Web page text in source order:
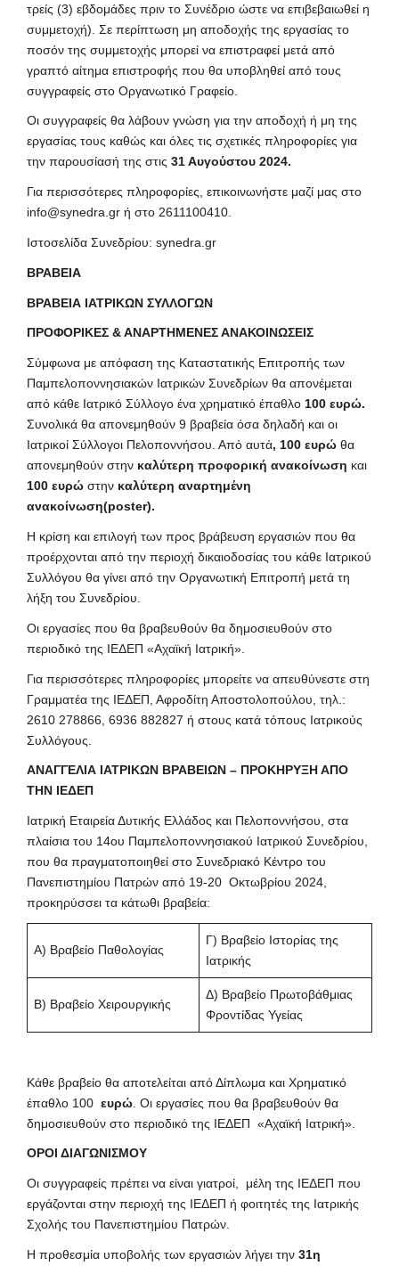
τρείς (3) εβδομάδες πριν το Συνέδριο ώστε να επιβεβαιωθεί η
συμμετοχή). Σε περίπτωση μη αποδοχής της εργασίας το
ποσόν της συμμετοχής μπορεί να επιστραφεί μετά από
γραπτό αίτημα επιστροφής που θα υποβληθεί από τους
συγγραφείς στο Οργανωτικό Γραφείο.
Οι συγγραφείς θα λάβουν γνώση για την αποδοχή ή μη της
εργασίας τους καθώς και όλες τις σχετικές πληροφορίες για
την παρουσίασή της στις 31 Αυγούστου 2024.
Για περισσότερες πληροφορίες, επικοινωνήστε μαζί μας στο
info@synedra.gr ή στο 2611100410.
Ιστοσελίδα Συνεδρίου: synedra.gr
ΒΡΑΒΕΙΑ
ΒΡΑΒΕΙΑ ΙΑΤΡΙΚΩΝ ΣΥΛΛΟΓΩΝ
ΠΡΟΦΟΡΙΚΕΣ & ΑΝΑΡΤΗΜΕΝΕΣ ΑΝΑΚΟΙΝΩΣΕΙΣ
Σύμφωνα με απόφαση της Καταστατικής Επιτροπής των
Παμπελοποννησιακών Ιατρικών Συνεδρίων θα απονέμεται
από κάθε Ιατρικό Σύλλογο ένα χρηματικό έπαθλο 100 ευρώ.
Συνολικά θα απονεμηθούν 9 βραβεία όσα δηλαδή και οι
Ιατρικοί Σύλλογοι Πελοποννήσου. Από αυτά, 100 ευρώ θα
απονεμηθούν στην καλύτερη προφορική ανακοίνωση και
100 ευρώ στην καλύτερη αναρτημένη
ανακοίνωση(poster).
Η κρίση και επιλογή των προς βράβευση εργασιών που θα
προέρχονται από την περιοχή δικαιοδοσίας του κάθε Ιατρικού
Συλλόγου θα γίνει από την Οργανωτική Επιτροπή μετά τη
λήξη του Συνεδρίου.
Οι εργασίες που θα βραβευθούν θα δημοσιευθούν στο
περιοδικό της ΙΕΔΕΠ «Αχαϊκή Ιατρική».
Για περισσότερες πληροφορίες μπορείτε να απευθύνεστε στη
Γραμματέα της ΙΕΔΕΠ, Αφροδίτη Αποστολοπούλου, τηλ.:
2610 278866, 6936 882827 ή στους κατά τόπους Ιατρικούς
Συλλόγους.
AΝΑΓΓΕΛΙΑ ΙΑΤΡΙΚΩΝ ΒΡΑΒΕΙΩΝ – ΠΡΟΚΗΡΥΞΗ ΑΠΟ
ΤΗΝ ΙΕΔΕΠ
Ιατρική Εταιρεία Δυτικής Ελλάδος και Πελοποννήσου, στα
πλαίσια του 14ου Παμπελοποννησιακού Ιατρικού Συνεδρίου,
που θα πραγματοποιηθεί στο Συνεδριακό Κέντρο του
Πανεπιστημίου Πατρών από 19-20 Οκτωβρίου 2024,
προκηρύσσει τα κάτωθι βραβεία:
Α) Βραβείο Παθολογίας
Γ) Βραβείο Ιστορίας της
Ιατρικής
Β) Βραβείο Χειρουργικής
Δ) Βραβείο Πρωτοβάθμιας
Φροντίδας Υγείας
Κάθε βραβείο θα αποτελείται από Δίπλωμα και Χρηματικό
έπαθλο 100 ευρώ . Οι εργασίες που θα βραβευθούν θα
δημοσιευθούν στο περιοδικό της ΙΕΔΕΠ «Αχαϊκή Ιατρική».
ΟΡΟΙ ΔΙΑΓΩΝΙΣΜΟΥ
Οι συγγραφείς πρέπει να είναι γιατροί, μέλη της ΙΕΔΕΠ που
εργάζονται στην περιοχή της ΙΕΔΕΠ ή φοιτητές της Ιατρικής
Σχολής του Πανεπιστημίου Πατρών.
Η προθεσμία υποβολής των εργασιών λήγει την 31η